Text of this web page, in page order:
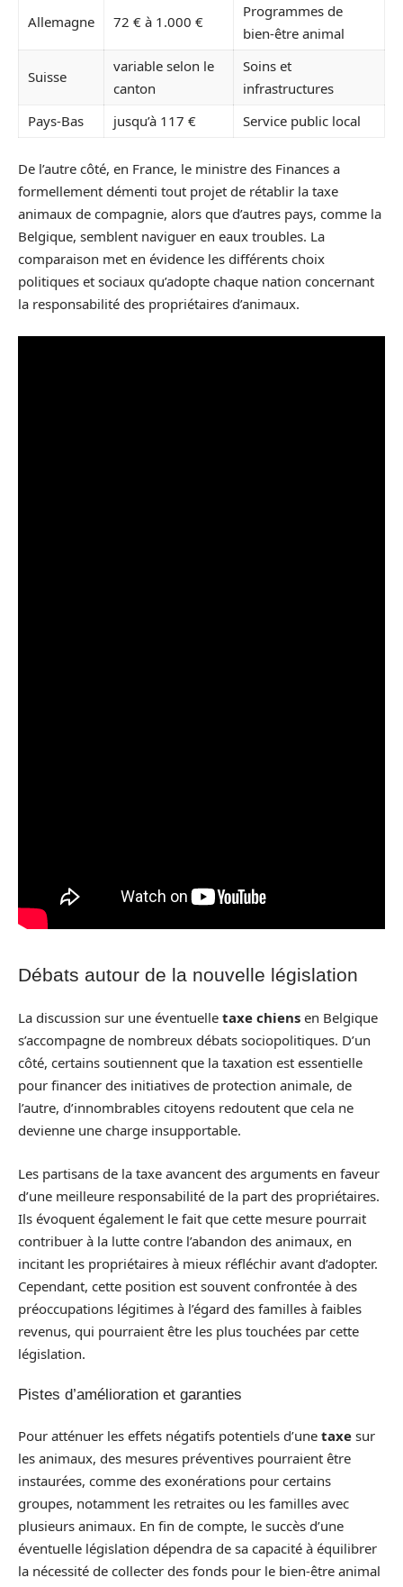
Allemagne 72 € à 1.000 €
Programmes de
bien-être animal
Suisse
variable selon le
canton
Soins et
infrastructures
Pays-Bas
jusqu’à 117 € Service public local
De l’autre côté, en France, le ministre des Finances a
formellement démenti tout projet de rétablir la taxe
animaux de compagnie, alors que d’autres pays, comme la
Belgique, semblent naviguer en eaux troubles. La
comparaison met en évidence les différents choix
politiques et sociaux qu’adopte chaque nation concernant
la responsabilité des propriétaires d’animaux.
Débats autour de la nouvelle législation
La discussion sur une éventuelle taxe chiens en Belgique
s’accompagne de nombreux débats sociopolitiques. D’un
côté, certains soutiennent que la taxation est essentielle
pour financer des initiatives de protection animale, de
l’autre, d’innombrables citoyens redoutent que cela ne
devienne une charge insupportable.
Les partisans de la taxe avancent des arguments en faveur
d’une meilleure responsabilité de la part des propriétaires.
Ils évoquent également le fait que cette mesure pourrait
contribuer à la lutte contre l’abandon des animaux, en
incitant les propriétaires à mieux réfléchir avant d’adopter.
Cependant, cette position est souvent confrontée à des
préoccupations légitimes à l’égard des familles à faibles
revenus, qui pourraient être les plus touchées par cette
législation.
Pistes d’amélioration et garanties
Pour atténuer les effets négatifs potentiels d’une taxe sur
les animaux, des mesures préventives pourraient être
instaurées, comme des exonérations pour certains
groupes, notamment les retraites ou les familles avec
plusieurs animaux. En fin de compte, le succès d’une
éventuelle législation dépendra de sa capacité à équilibrer
la nécessité de collecter des fonds pour le bien-être animal